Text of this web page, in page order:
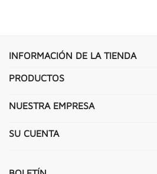
INFORMACIÓN DE LA TIENDA
PRODUCTOS
NUESTRA EMPRESA
SU CUENTA